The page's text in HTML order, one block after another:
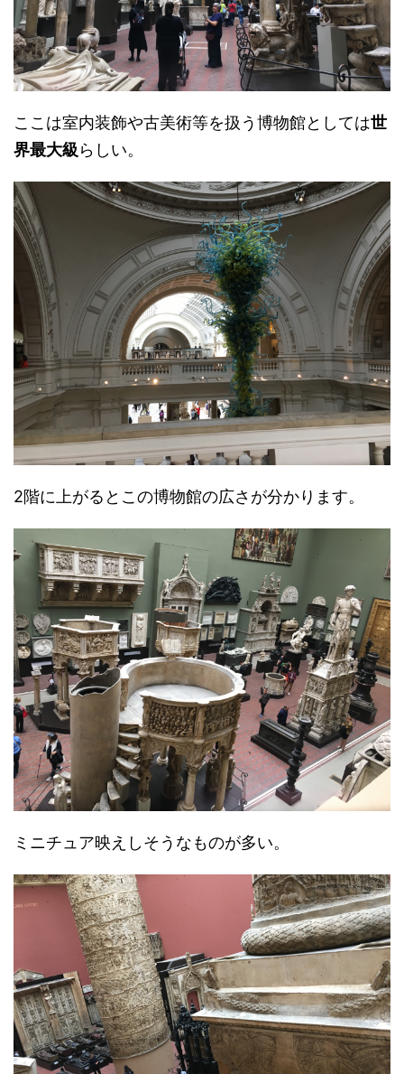
ここは室内装飾や古美術等を扱う博物館としては世
界最大級 らしい。
2階に上がるとこの博物館の広さが分かります。
ミニチュア映えしそうなものが多い。